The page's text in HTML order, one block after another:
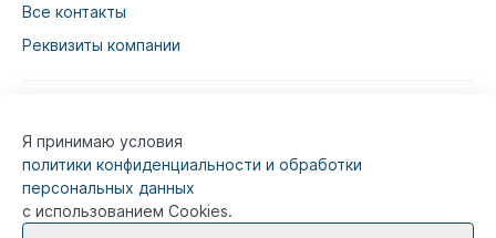
Все контакты
Реквизиты компании
Информация на сайте предназначена для
предназначенной для публичного ознакомления
потребителей.
Я принимаю условия
политики конфиденциальности и обработки
персональных данных
с использованием Cookies.